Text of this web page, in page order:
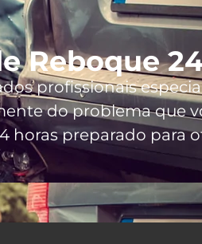
Reboque
profissionais
do problema que
preparado para